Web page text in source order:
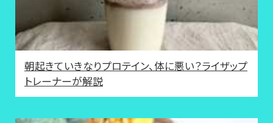
朝起きていきなりプロテイン、体に悪い？ライザップ
トレーナーが解説